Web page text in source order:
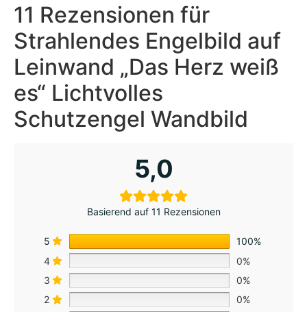
11 Rezensionen für
Strahlendes Engelbild auf
Leinwand „Das Herz weiß
es“ Lichtvolles
Schutzengel Wandbild
5,0
Basierend auf 11 Rezensionen
5
100%
4
0%
3
0%
2
0%